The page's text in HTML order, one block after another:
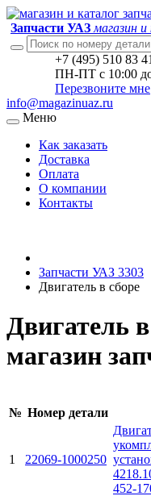
Запчасти УАЗ магазин
+7 (495) 510 83 41
ПН-ПТ с 10:00
Перезвоните мне
info@magazinuaz.ru
Меню
Как заказать
Доставка
Оплата
О компании
Контакты
Запчасти УАЗ 3303
Двигатель в сборе
Двигатель
магазин
№ Номер детали
1 22069-1000250
452-